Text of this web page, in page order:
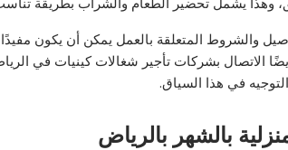
والشروط المتعلقة بالعمل يمكن أن يكون
الاتصال بشركات تأجير شغالات كينيات في
في هذا السياق.
بالشهر بالرياض